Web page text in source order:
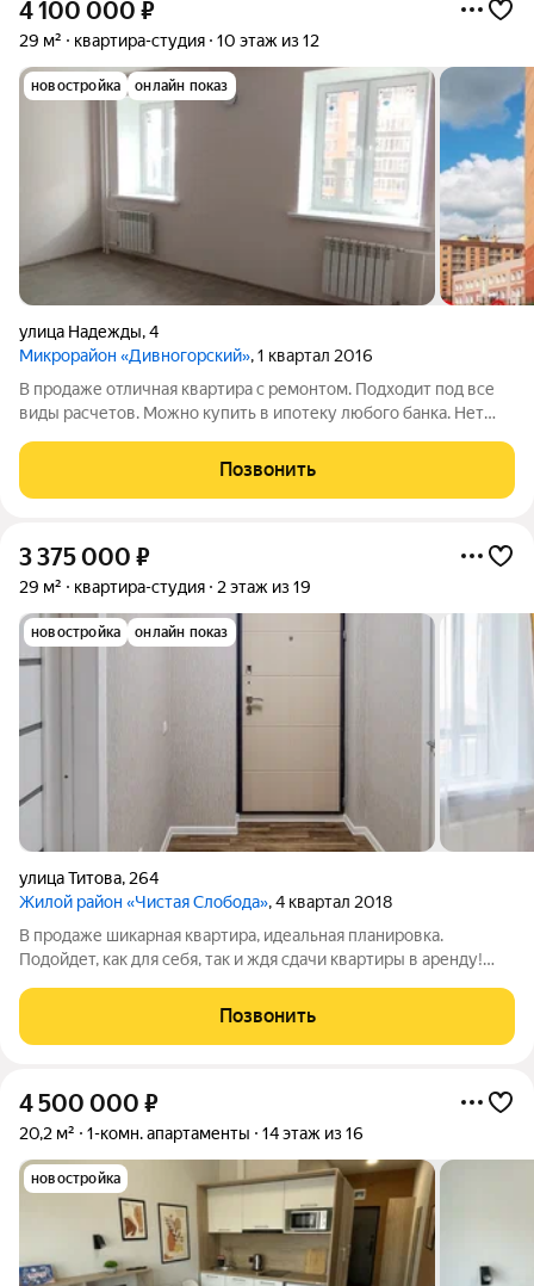
4 100 000 ₽
29 м² квартира-студия 10 этаж из 12
новостройка онлайн показ
улица Надежды,4
Микрорайон «Дивногорский», 1 квартал 2016
В продаже отличная квартира с ремонтом. Подходит под все
виды расчетов. Можно купить в ипотеку любого банка. Нет
Позвонить
3 375 000 ₽
29 м² квартира-студия 2 этаж из 19
новостройка онлайн показ
улица Титова, 264
Жилой район «Чистая Слобода», 4 квартал 2018
В продаже шикарная квартира, идеальная планировка.
Подойдет, как для себя, так и ждя сдачи квартиры в аренду!
Позвонить
4 500 000 ₽
20,2 м² 1-комн. апартаменты 14 этаж из 16
новостройка